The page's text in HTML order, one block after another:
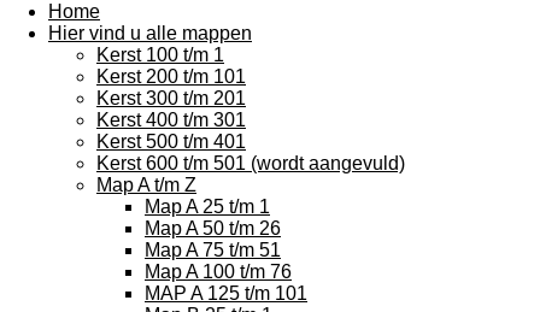
Home
Hier vind u alle mappen
Kerst 100 t/m 1
Kerst 200 t/m 101
Kerst 300 t/m 201
Kerst 400 t/m 301
Kerst 500 t/m 401
Kerst 600 t/m 501 (wordt aangevuld)
Map A t/m Z
Map A 25 t/m 1
Map A 50 t/m 26
Map A 75 t/m 51
Map A 100 t/m 76
MAP A 125 t/m 101